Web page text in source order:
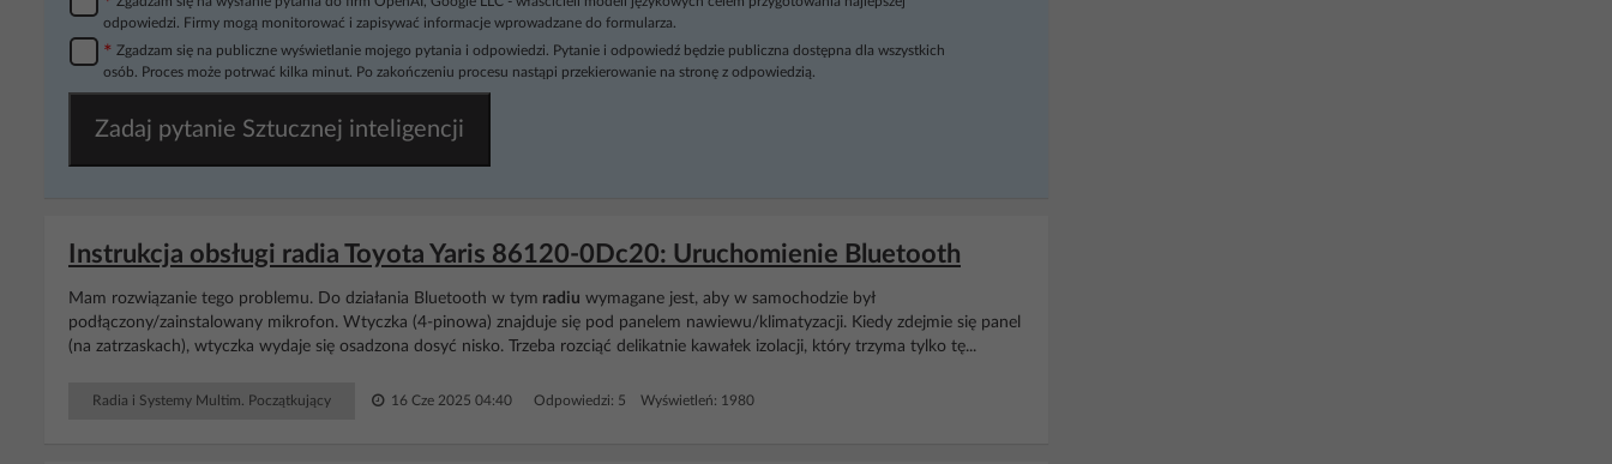
*
odpowiedzi. Firmy mogą monitorować i zapisywać informacje wprowadzane do formularza.
* Zgadzam się na publiczne wyświetlanie mojego pytania i odpowiedzi. Pytanie i odpowiedź będzie publiczna dostępna dla wszystkich
osób. Proces może potrwać kilka minut. Po zakończeniu procesu nastąpi przekierowanie na stronę z odpowiedzią.
Zadaj pytanie Sztucznej inteligencji
Instrukcja obsługi radia Toyota Yaris 86120-0Dc20: Uruchomienie Bluetooth
Mam rozwiązanie tego problemu. Do działania Bluetooth w tym radiu wymagane jest, aby w samochodzie był
podłączony/zainstalowany mikrofon. Wtyczka (4-pinowa) znajduje się pod panelem nawiewu/klimatyzacji. Kiedy zdejmie się panel
(na zatrzaskach), wtyczka wydaje się osadzona dosyć nisko. Trzeba rozciąć delikatnie kawałek izolacji, który trzyma tylko tę...
Radia i Systemy Multim. Początkujący 16 Cze 2025 04:40 Odpowiedzi: 5 Wyświetleń: 1980